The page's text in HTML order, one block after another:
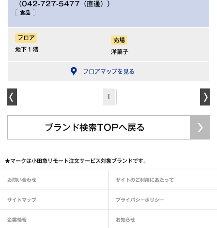
（042-727-5477（直通））
食品
フロア
地下１階
売場
洋菓子
フロアマップを見る
ブランド検索TOPへ戻る
★マークは小田急リモート注文サービス対象ブランドです。
お問い合わせ サイトのご利用にあたって
サイトマップ プライバシーポリシー
企業情報 お知らせ